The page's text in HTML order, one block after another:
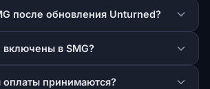
после обновления Unturned?
в SMG?
оплаты принимаются?